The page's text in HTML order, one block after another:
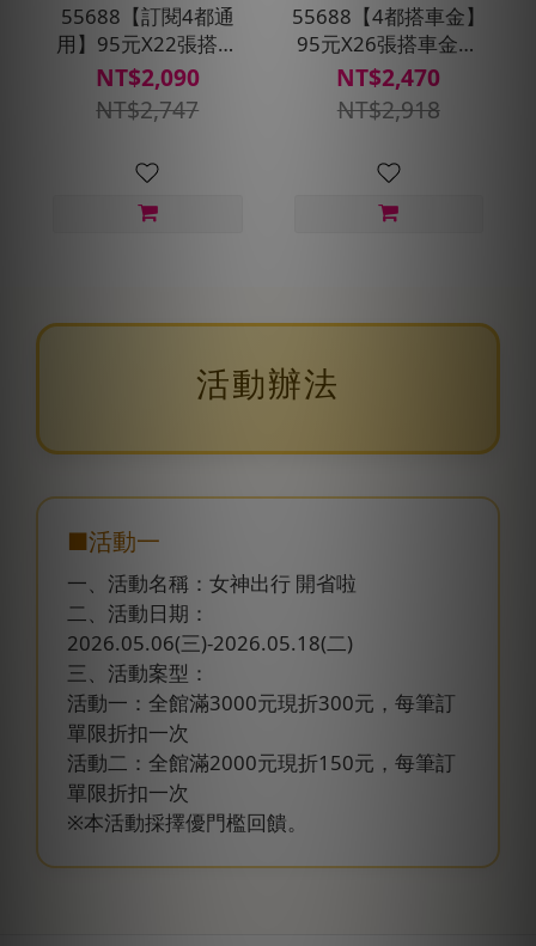
55688【訂閱4都通
用】95元X22張搭車
金★贈搭車金210元
(限桃園、台中、台
南、高雄區域使用)(每
NT$2,090
NT$2,747
55688【4都搭車金】
95元X26張搭車金★
贈搭車金150元(限桃
園、台中、台南、高
雄區域通用)
NT$2,470
NT$2,918
活動辦法
■活動一
一、活動名稱：女神出行 開省啦
二、活動日期：
2026.05.06(三)-2026.05.18(二)
三、活動案型：
活動一：全館滿3000元現折300元，每筆訂
單限折扣一次
活動二：全館滿2000元現折150元，每筆訂
單限折扣一次
※本活動採擇優門檻回饋。